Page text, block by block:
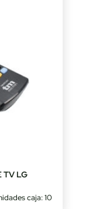
TV LG
caja: 10